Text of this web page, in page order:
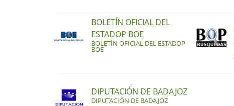
BOLETÍN OFICIAL DEL
ESTADOP BOE
BOLETÍN OFICIAL DEL ESTADOP
BOE
DIPUTACIÓN DE BADAJOZ
DIPUTACIÓN DE BADAJOZ